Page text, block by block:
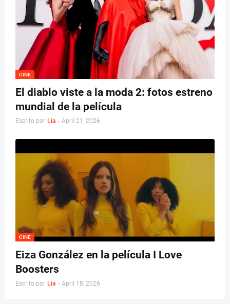
CINE
El diablo viste a la moda 2: fotos estreno
mundial de la película
Escrito por Lia - April 21, 2026
CINE
Eiza González en la película I Love
Boosters
Escrito por Lia - April 18, 2026